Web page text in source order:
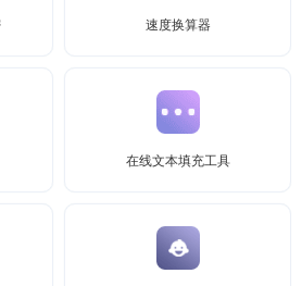
速度换算器
在线文本填充工具